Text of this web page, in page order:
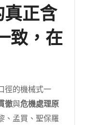
正含
致，在
徑的機械式一
徹與危機處理原
、孟買、聖保羅